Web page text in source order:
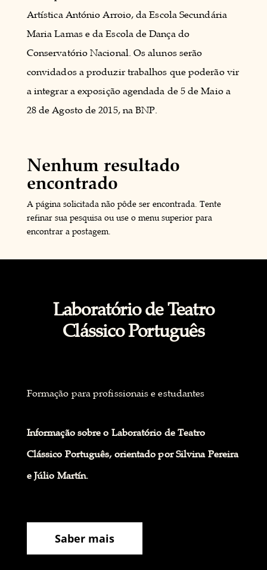
Artística António Arroio, da Escola Secundária
Maria Lamas e da Escola de Dança do
Conservatório Nacional. Os alunos serão
convidados a produzir trabalhos que poderão vir
a integrar a exposição agendada de 5 de Maio a
28 de Agosto de 2015, na BNP.
Nenhum resultado
encontrado
A página solicitada não pôde ser encontrada. Tente
refinar sua pesquisa ou use o menu superior para
encontrar a postagem.
Laboratório de Teatro
Clássico Português
Formação para profissionais e estudantes
Informação sobre o Laboratório de Teatro
Clássico Português, orientado por Silvina Pereira
e Júlio Martín.
Saber mais